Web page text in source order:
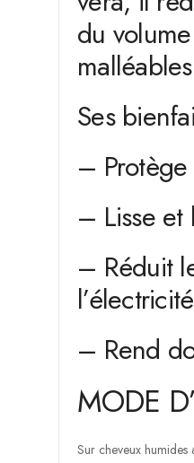
du
Ses
–
– Lisse et
– Réduit
– Rend
MODE
Sur cheveux